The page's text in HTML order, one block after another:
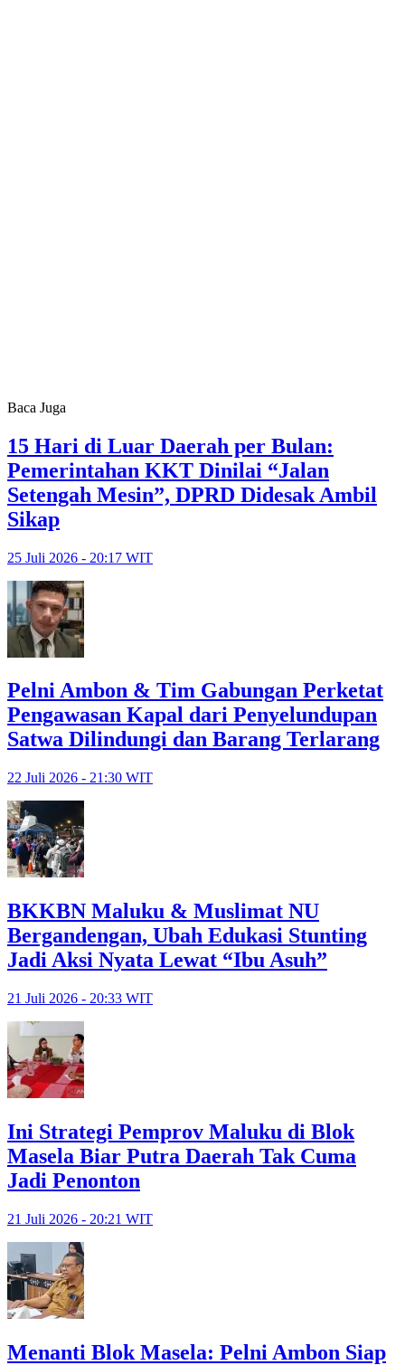
Baca Juga
15 Hari di Luar Daerah per Bulan:
Pemerintahan KKT Dinilai “Jalan
Setengah Mesin”, DPRD Didesak Ambil
Sikap
25 Juli 2026 - 20:17 WIT
Pelni Ambon & Tim Gabungan Perketat
Pengawasan Kapal dari Penyelundupan
Satwa Dilindungi dan Barang Terlarang
22 Juli 2026 - 21:30 WIT
BKKBN Maluku & Muslimat NU
Bergandengan, Ubah Edukasi Stunting
Jadi Aksi Nyata Lewat “Ibu Asuh”
21 Juli 2026 - 20:33 WIT
Ini Strategi Pemprov Maluku di Blok
Masela Biar Putra Daerah Tak Cuma
Jadi Penonton
21 Juli 2026 - 20:21 WIT
Menanti Blok Masela: Pelni Ambon Siap